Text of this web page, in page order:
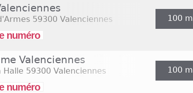
59300 Valenciennes
numéro
100 m
Valenciennes
Halle 59300 Valenciennes
numéro
100 m